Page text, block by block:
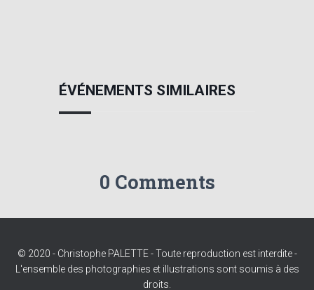
ÉVÉNEMENTS SIMILAIRES
0 Comments
© 2020 - Christophe PALETTE - Toute reproduction est interdite -
L'ensemble des photographies et illustrations sont soumis à des
droits.